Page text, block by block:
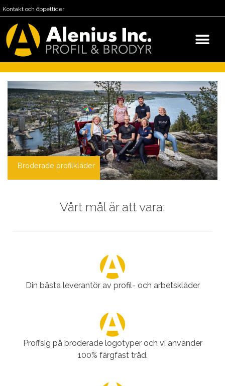
Kontakt och öppettider
Broderade profilkläder
Vårt mål är att vara:
Din bästa leverantör av profil- och arbetskläder
Proffsig på broderade logotyper och vi använder
100% färgfast tråd.